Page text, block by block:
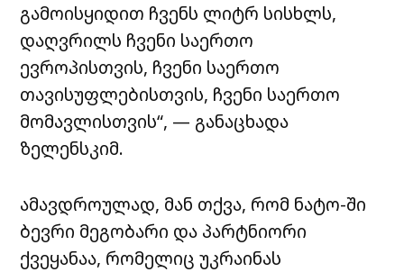
გამოისყიდით ჩვენს ლიტრ სისხლს,
დაღვრილს ჩვენი საერთო
ევროპისთვის, ჩვენი საერთო
თავისუფლებისთვის, ჩვენი საერთო
მომავლისთვის“, — განაცხადა
ზელენსკიმ.
ამავდროულად, მან თქვა, რომ ნატო-ში
ბევრი მეგობარი და პარტნიორი
ქვეყანაა, რომელიც უკრაინას